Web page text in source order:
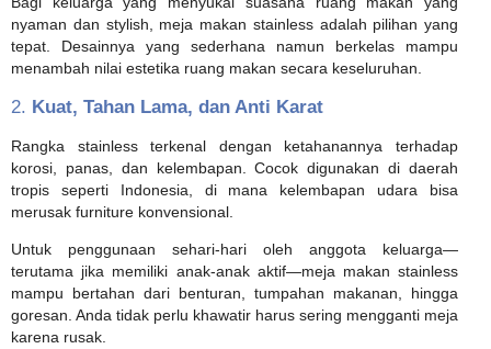
nyaman dan stylish, meja makan stainless adalah pilihan yang
tepat. Desainnya yang sederhana namun berkelas mampu
menambah nilai estetika ruang makan secara keseluruhan.
2. Kuat, Tahan Lama, dan Anti Karat
Rangka stainless terkenal dengan ketahanannya terhadap
korosi, panas, dan kelembapan. Cocok digunakan di daerah
tropis seperti Indonesia, di mana kelembapan udara bisa
merusak furniture konvensional.
Untuk penggunaan sehari-hari oleh anggota keluarga—
terutama jika memiliki anak-anak aktif—meja makan stainless
mampu bertahan dari benturan, tumpahan makanan, hingga
goresan. Anda tidak perlu khawatir harus sering mengganti meja
karena rusak.